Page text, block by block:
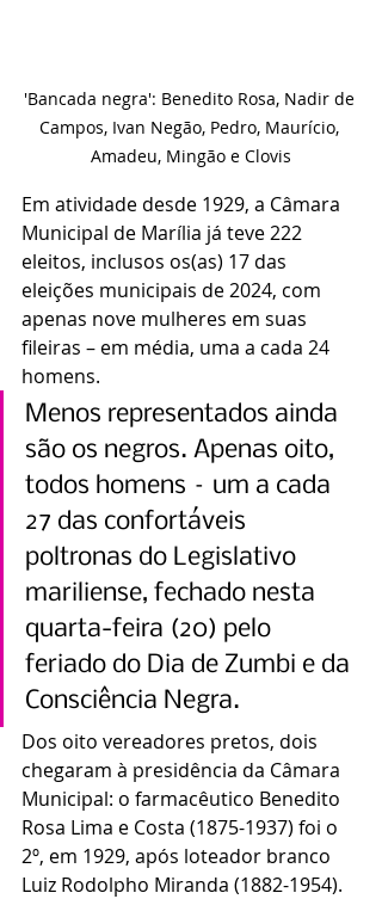
'Bancada negra': Benedito Rosa, Nadir de
Campos, Ivan Negão, Pedro, Maurício,
Amadeu, Mingão e Clovis
Em atividade desde 1929, a Câmara
Municipal de Marília já teve 222
eleitos, inclusos os(as) 17 das
eleições municipais de 2024, com
apenas nove mulheres em suas
fileiras – em média, uma a cada 24
homens.
Menos representados ainda
são os negros. Apenas oito,
todos homens – um a cada
27 das confortáveis
poltronas do Legislativo
mariliense, fechado nesta
quarta-feira (20) pelo
feriado do Dia de Zumbi e da
Consciência Negra.
Dos oito vereadores pretos, dois
chegaram à presidência da Câmara
Municipal: o farmacêutico Benedito
Rosa Lima e Costa (1875-1937) foi o
2º, em 1929, após loteador branco
Luiz Rodolpho Miranda (1882-1954).